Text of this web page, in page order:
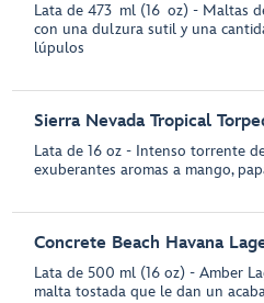
Lata de 473 ml (16 oz) - Maltas
con una dulzura sutil y una
lúpulos
Sierra Nevada Tropical
Lata de 16 oz - Intenso torrente
exuberantes aromas a mango,
Concrete Beach Havana
Lata de 500 ml (16 oz) - Amber
malta tostada que le dan un